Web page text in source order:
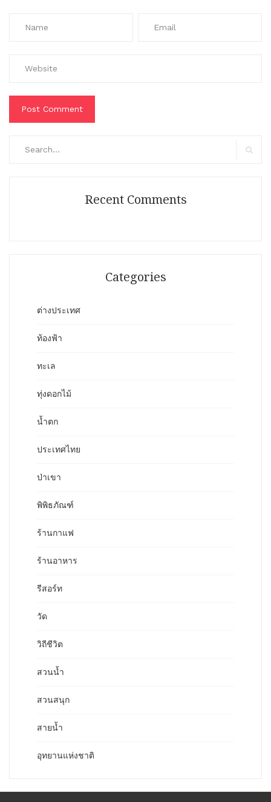
Recent Comments
Categories
ต่างประเทศ
ท้องฟ้า
ทะเล
ทุ่งดอกไม้
น้ำตก
ประเทศไทย
ป่าเขา
พิพิธภัณฑ์
ร้านกาแฟ
ร้านอาหาร
รีสอร์ท
วัด
วิถีชีวิต
สวนน้ำ
สวนสนุก
สายน้ำ
อุทยานแห่งชาติ